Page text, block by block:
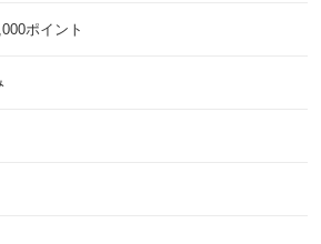
ポイント